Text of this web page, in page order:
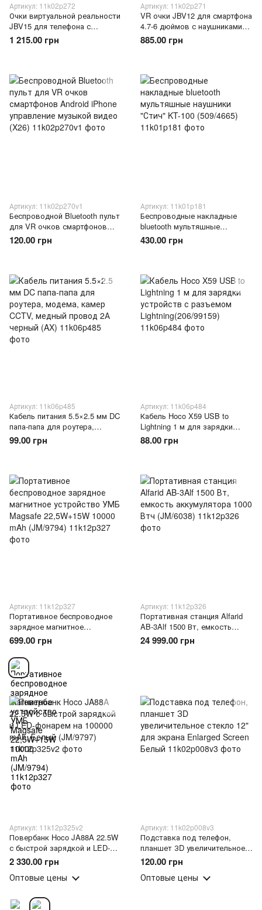
Артикул: 11k02p272
Очки виртуальной реальности
JBV15 для телефона с
пультом, линзы 42 мм, VR
шлем для игр (X26)
1 215.00 грн
Артикул: 11k02p271
VR очки JBV12 для смартфона
4.7-6 дюймов с наушниками
виртуальная реальность 3D
Android iOS (X26)
885.00 грн
Артикул: 11k02p270v1
Беспроводной Bluetooth пульт
для VR очков смартфонов
Android iPhone управление
музыкой видео (X26)
120.00 грн
Артикул: 11k01p181
Беспроводные накладные
bluetooth мультяшные
наушники "Стич" KT-100
(509/4665)
430.00 грн
Артикул: 11k06p485
Кабель питания 5.5×2.5 мм DC
папа-папа для роутера,
модема, камер CCTV, медный
провод 2А черный (AX)
99.00 грн
Артикул: 11k06p484
Кабель Hoco X59 USB to
Lightning 1 м для зарядки
устройств с разъемом
Lightning(206/99159)
88.00 грн
Артикул: 11k12p327
Портативное беспроводное
зарядное магнитное
устройство УМБ Magsafe
22,5W+15W 10000 mAh
(JM/9794)
699.00 грн
Артикул: 11k12p326
Портативная станция Alfarid
AB-3Alf 1500 Вт, емкость
аккумулятора 1000 Втч
(JM/6038)
24 999.00 грн
Артикул: 11k12p325v2
Повербанк Hoco JA88A 22.5W
с быстрой зарядкой и LED-
фонарем на 100000 mAh,
Белый (JM/9797)
2 330.00 грн
Оптовые цены
Артикул: 11k02p008v3
Подставка под телефон,
планшет ЗD увеличительное
стекло 12" для экрана
Enlarged Screen Белый
120.00 грн
Оптовые цены